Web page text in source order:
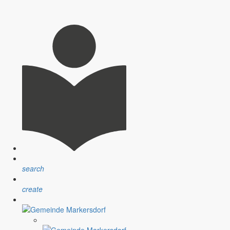
search
create
der Grundschule in Markersdorf für etwas weniger Geld gebaut
und auch nachhaltig wirksam wird.
Zeit nun einmal nicht vorbei. Ich möchte mich aber an dieser